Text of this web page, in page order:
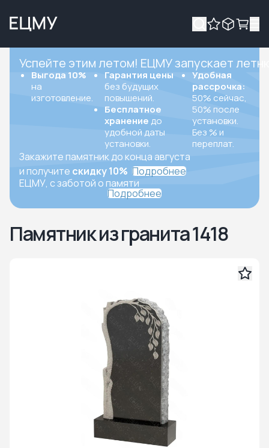
Успейте этим летом! ЕЦМУ запускает
Выгода 10%
на
изготовление.
Гарантия цены
без будущих
повышений.
Бесплатное
хранение до
удобной даты
установки.
Удобная
рассрочка:
50% сейчас,
50% после
установки.
Без % и
переплат.
Закажите памятник до конца августа
и получите скидку 10% Подробнее
ЕЦМУ, с заботой о памяти
Подробнее
Памятник из гранита 1418